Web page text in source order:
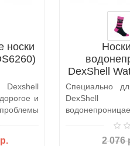
носки
и
DexShell
Специально
Sock. Эта
2 076